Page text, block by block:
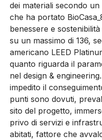
dei materiali secondo
che ha portato
benessere e
su un massimo di 136,
americano LEED
quanto riguarda il
nel design &
impedito il
punti sono dovuti,
sito del progetto,
privo di servizi e
abitati, fattore che